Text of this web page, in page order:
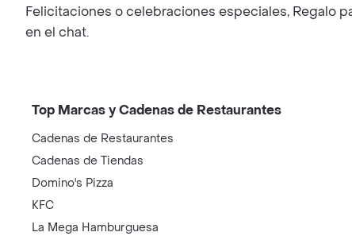
Felicitaciones o celebraciones especiales, Regalo
en el chat.
Top Marcas y Cadenas de Restaurantes
Cadenas de Restaurantes
Cadenas de Tiendas
Domino's Pizza
KFC
La Mega Hamburguesa